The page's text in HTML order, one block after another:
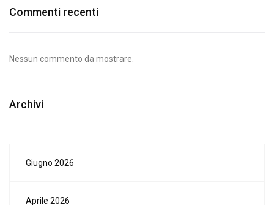
Commenti recenti
Nessun commento da mostrare.
Archivi
Giugno 2026
Aprile 2026